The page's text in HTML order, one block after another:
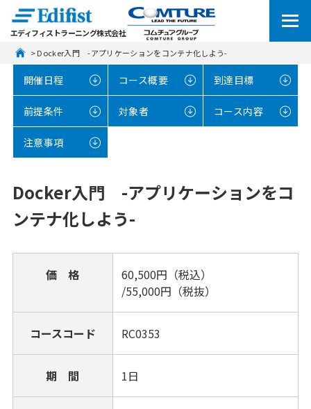
エディフィストラーニング株式会社
> Docker入門　-アプリケーションをコンテナ化しよう-
開催日程 コース概要 到達目標
前提条件 対象者 コース内容
注意事項
Docker入門 -アプリケーションをコ
ンテナ化しよう-
価 格
60,500円（税込）
/55,000円（税抜）
コースコード RC0353
期 間 1日